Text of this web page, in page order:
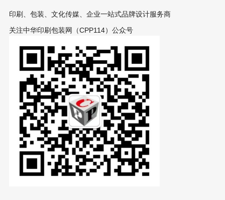
印刷、包装、文化传媒、企业一站式品牌设计服务商
关注中华印刷包装网（CPP114）公众号